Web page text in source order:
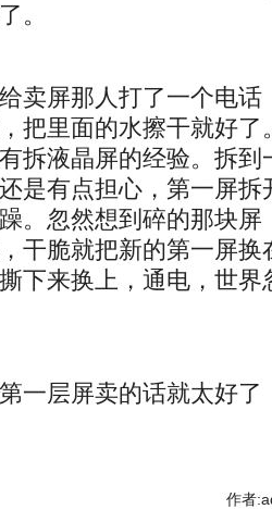
。
卖屏那人打了一个电
把里面的水擦干就好
拆液晶屏的经验。拆
是有点担心，第一屏
。忽然想到碎的那块
干脆就把新的第一屏
下来换上，通电，世
一层屏卖的话就太好了
作者